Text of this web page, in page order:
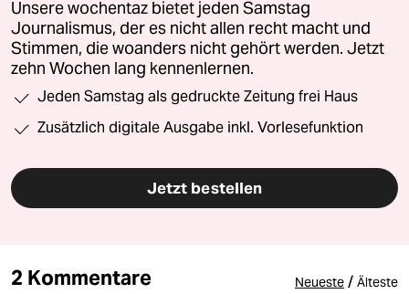
Unsere wochentaz bietet jeden Samstag
Journalismus, der es nicht allen recht macht und
Stimmen, die woanders nicht gehört werden. Jetzt
zehn Wochen lang kennenlernen.
Jeden Samstag als gedruckte Zeitung frei Haus
Zusätzlich digitale Ausgabe inkl. Vorlesefunktion
Jetzt bestellen
2 Kommentare Neueste / Älteste